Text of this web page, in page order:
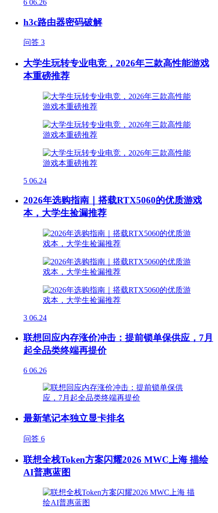
6 06.26
h3c路由器密码破解
问答 3
大学生玩转专业电竞，2026年三款高性能游戏
本重磅推荐
5 06.24
2026年选购指南｜搭载RTX5060的优质游戏
本，大学生捡漏推荐
3 06.24
联想回应内存涨价冲击：提前锁单保供应，7月
起全品类终端再提价
6 06.26
最新笔记本独立显卡排名
问答 6
联想全栈Token方案闪耀2026 MWC上海 描绘
AI普惠蓝图